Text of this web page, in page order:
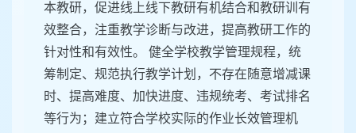
本教研，促进线上线下教研有机结合和教研训有
效整合，注重教学诊断与改进，提高教研工作的
针对性和有效性。 健全学校教学管理规程，统
筹制定、规范执行教学计划，不存在随意增减课
时、提高难度、加快进度、违规统考、考试排名
等行为；建立符合学校实际的作业长效管理机